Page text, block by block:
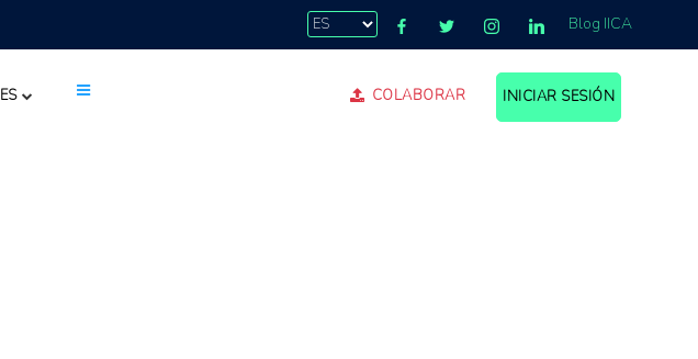
Blog IICA
COLABORAR INICIAR SESIÓN